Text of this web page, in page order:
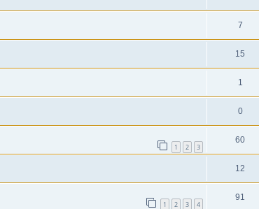
7
15
1
0
1 2 3
60
12
1 2 3 4
91